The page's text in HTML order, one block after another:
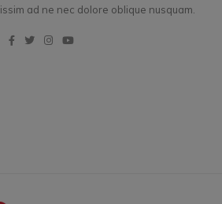
ad ne nec dolore oblique nusquam.